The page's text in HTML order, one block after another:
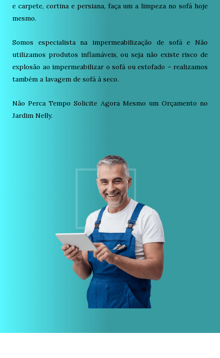
e carpete, cortina e persiana, faça um a limpeza no sofá hoje
mesmo.
Somos especialista na impermeabilização de sofá e Não
utilizamos produtos inflamáveis, ou seja não existe risco de
explosão ao impermeabilizar o sofá ou estofado – realizamos
também a lavagem de sofá à seco.
Não Perca Tempo Solicite Agora Mesmo um Orçamento no
Jardim Nelly.